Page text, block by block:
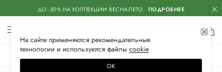
ДО -50% НА КОЛЛЕКЦИИ ВЕСНА-ЛЕТО ПОДРОБНЕЕ
На сайте применяются рекомендательные
технологии и используются файлысооkiе
ОК